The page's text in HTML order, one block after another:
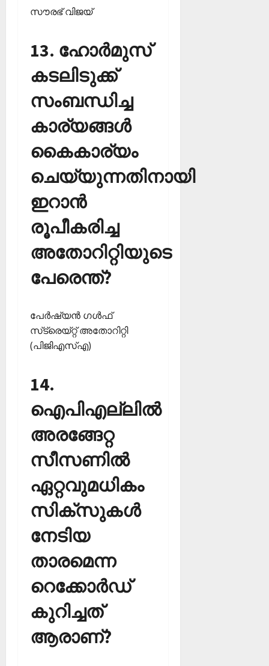
സൗരഭ് വിജയ്‌
13. ഹോര്‍മുസ്
കടലിടുക്ക്
സംബന്ധിച്ച
കാര്യങ്ങള്‍
കൈകാര്യം
ചെയ്യുന്നതിനായി
ഇറാന്‍
രൂപീകരിച്ച
അതോറിറ്റിയുടെ
പേരെന്ത്?
പേര്‍ഷ്യന്‍ ഗള്‍ഫ്
സ്‌ട്രെയ്റ്റ് അതോറിറ്റി
(പിജിഎസ്എ)
14.
ഐപിഎല്ലില്‍
അരങ്ങേറ്റ
സീസണില്‍
ഏറ്റവുമധികം
സിക്‌സുകള്‍
നേടിയ
താരമെന്ന
റെക്കോര്‍ഡ്
കുറിച്ചത്
ആരാണ്?